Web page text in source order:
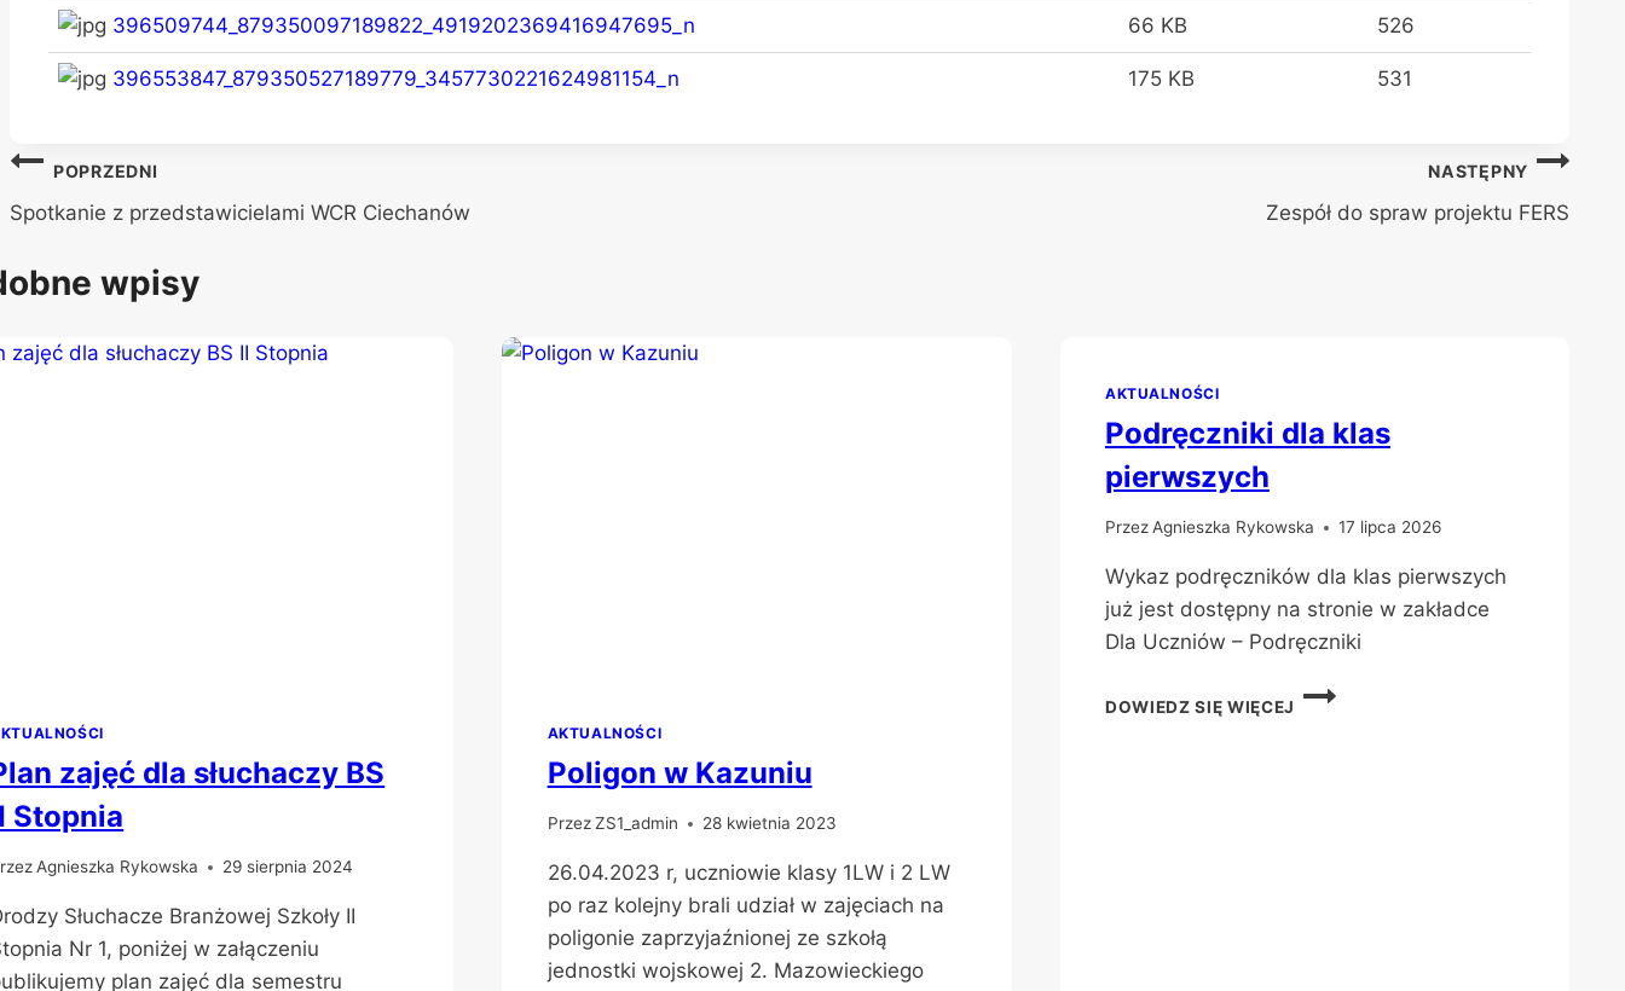
396509744_879350097189822_4919202369416947695_n 66 KB 526
396553847_879350527189779_3457730221624981154_n 175 KB 531
Nawigacja
wpisu
POPRZEDNI
Spotkanie z przedstawicielami WCR Ciechanów
NASTĘPNY
Zespół do spraw projektu FERS
wpisy
zajęć dla słuchaczy BS
Stopnia
Agnieszka Rykowska 29 sierpnia 2024
Słuchacze Branżowej Szkoły II
Nr 1, poniżej w załączeniu
plan zajęć dla semestru
AKTUALNOŚCI
Poligon w Kazuniu
Przez ZS1_admin 28 kwietnia 2023
26.04.2023 r, uczniowie klasy 1LW i 2 LW
po raz kolejny brali udział w zajęciach na
poligonie zaprzyjaźnionej ze szkołą
jednostki wojskowej 2. Mazowieckiego
AKTUALNOŚCI
Podręczniki dla klas
pierwszych
PrzezAgnieszka Rykowska 17 lipca 2026
Wykaz podręczników dla klas pierwszych
już jest dostępny na stronie w zakładce
Dla Uczniów – Podręczniki
DOWIEDZ SIĘ WIĘCEJ
PODRĘCZNIKI